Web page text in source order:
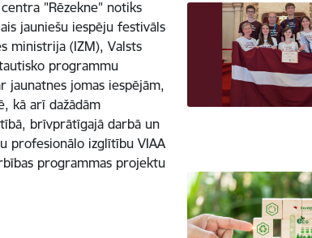
"Rēzekne" notiks
jauniešu iespēju festivāls
ministrija (IZM), Valsts
programmu
jaunatnes jomas iespējām,
kā arī dažādām
brīvprātīgajā darbā un
profesionālo izglītību VIAA
programmas projektu